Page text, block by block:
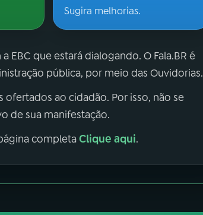
Sugira melhorias.
EBC que estará dialogando. O Fala.BR é
pública, por meio das Ouvidorias.
ofertados ao cidadão. Por isso, não se
de sua manifestação.
completaClique aqui.